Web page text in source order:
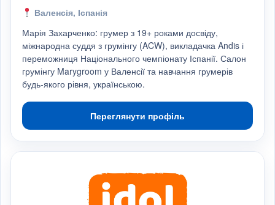
Валенсія, Іспанія
Марія Захарченко: грумер з 19+ роками досвіду,
міжнародна суддя з грумінгу (ACW), викладачка Andis і
переможниця Національного чемпіонату Іспанії. Салон
грумінгу Marygroom у Валенсії та навчання грумерів
будь-якого рівня, українською.
Переглянути профіль